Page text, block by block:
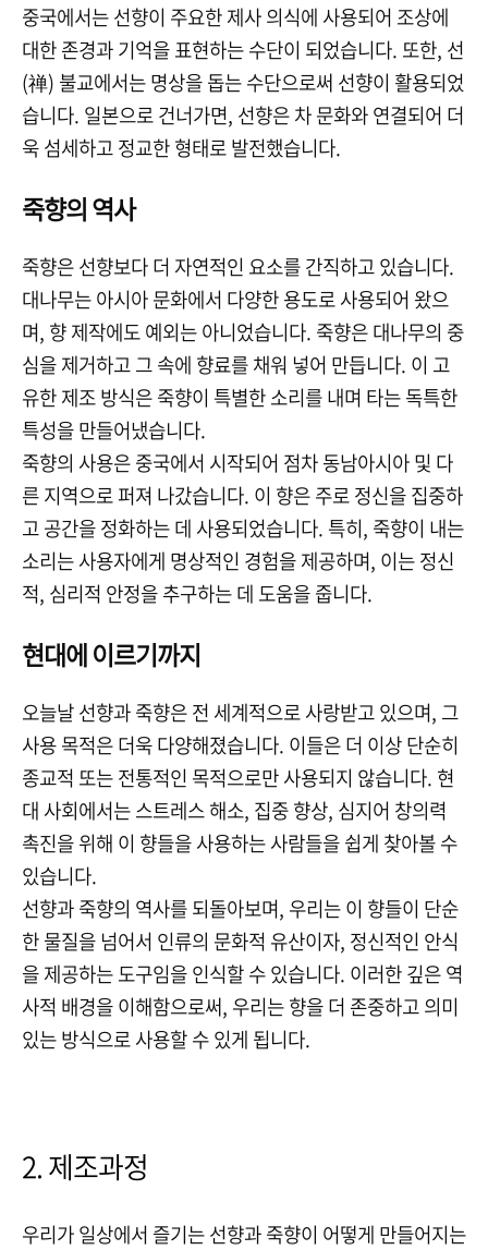
중국에서는 선향이 주요한 제사 의식에 사용되어 조상에
대한 존경과 기억을 표현하는 수단이 되었습니다. 또한, 선
(禅) 불교에서는 명상을 돕는 수단으로써 선향이 활용되었
습니다. 일본으로 건너가면, 선향은 차 문화와 연결되어 더
욱 섬세하고 정교한 형태로 발전했습니다.
죽향의 역사
죽향은 선향보다 더 자연적인 요소를 간직하고 있습니다.
대나무는 아시아 문화에서 다양한 용도로 사용되어 왔으
며, 향 제작에도 예외는 아니었습니다. 죽향은 대나무의 중
심을 제거하고 그 속에 향료를 채워 넣어 만듭니다. 이 고
유한 제조 방식은 죽향이 특별한 소리를 내며 타는 독특한
특성을 만들어냈습니다.
죽향의 사용은 중국에서 시작되어 점차 동남아시아 및 다
른 지역으로 퍼져 나갔습니다. 이 향은 주로 정신을 집중하
고 공간을 정화하는 데 사용되었습니다. 특히, 죽향이 내는
소리는 사용자에게 명상적인 경험을 제공하며, 이는 정신
적, 심리적 안정을 추구하는 데 도움을 줍니다.
현대에 이르기까지
오늘날 선향과 죽향은 전 세계적으로 사랑받고 있으며, 그
사용 목적은 더욱 다양해졌습니다. 이들은 더 이상 단순히
종교적 또는 전통적인 목적으로만 사용되지 않습니다. 현
대 사회에서는 스트레스 해소, 집중 향상, 심지어 창의력
촉진을 위해 이 향들을 사용하는 사람들을 쉽게 찾아볼 수
있습니다.
선향과 죽향의 역사를 되돌아보며, 우리는 이 향들이 단순
한 물질을 넘어서 인류의 문화적 유산이자, 정신적인 안식
을 제공하는 도구임을 인식할 수 있습니다. 이러한 깊은 역
사적 배경을 이해함으로써, 우리는 향을 더 존중하고 의미
있는 방식으로 사용할 수 있게 됩니다.
2. 제조과정
우리가 일상에서 즐기는 선향과 죽향이 어떻게 만들어지는